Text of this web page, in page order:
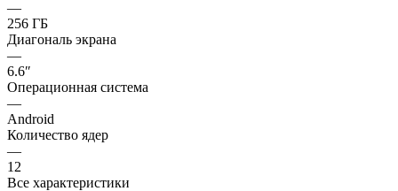
—
256 ГБ
Диагональ экрана
—
6.6″
Операционная система
—
Android
Количество ядер
—
12
Все характеристики